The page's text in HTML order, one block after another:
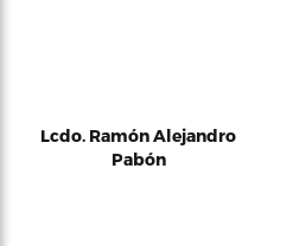
Lcdo. Ramón Alejandro
Pabón